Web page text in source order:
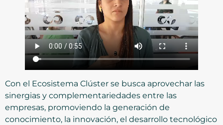
Con el Ecosistema Clúster se busca aprovechar las
sinergias y complementariedades entre las
empresas, promoviendo la generación de
conocimiento, la innovación, el desarrollo tecnológico